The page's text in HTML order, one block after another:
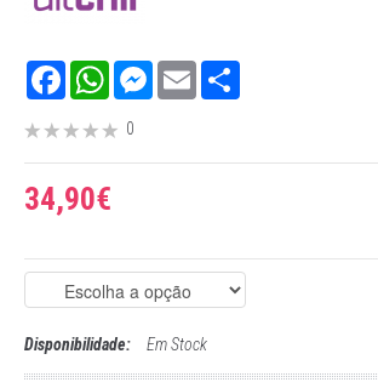
FacebookWhatsAppMessenger
Email
0
34,90€
Disponibilidade: Em Stock